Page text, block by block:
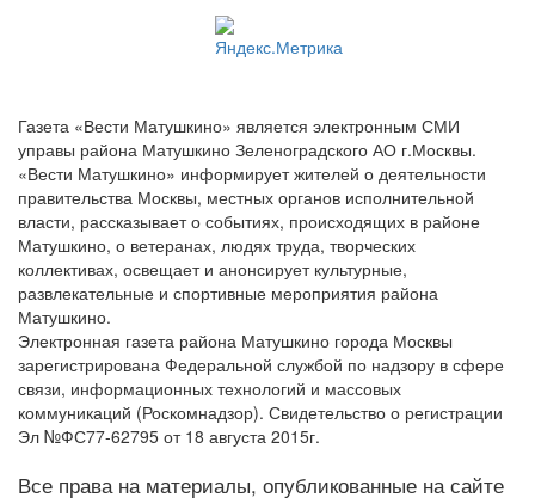
Газета «Вести Матушкино» является электронным СМИ
управы района Матушкино Зеленоградского АО г.Москвы.
«Вести Матушкино» информирует жителей о деятельности
правительства Москвы, местных органов исполнительной
власти, рассказывает о событиях, происходящих в районе
Матушкино, о ветеранах, людях труда, творческих
коллективах, освещает и анонсирует культурные,
развлекательные и спортивные мероприятия района
Матушкино.
Электронная газета района Матушкино города Москвы
зарегистрирована Федеральной службой по надзору в сфере
связи, информационных технологий и массовых
коммуникаций (Роскомнадзор). Свидетельство о регистрации
Эл №ФС77-62795 от 18 августа 2015г.
Все права на материалы, опубликованные на сайте